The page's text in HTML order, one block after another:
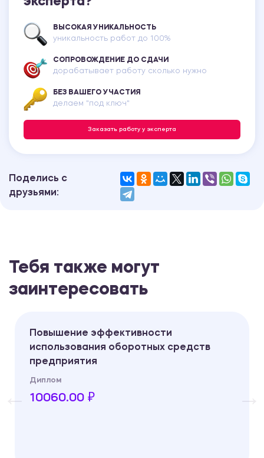
ВЫСОКАЯ УНИКАЛЬНОСТЬ
уникальность работ до 100%
СОПРОВОЖДЕНИЕ ДО СДАЧИ
дорабатывает работу сколько нужно
БЕЗ ВАШЕГО УЧАСТИЯ
делаем "под ключ"
Заказать работу у эксперта
Поделись с
друзьями:
Тебя также могут
заинтересовать
Повышение эффективности
использования оборотных средств
предприятия
Диплом
10060.00 ₽